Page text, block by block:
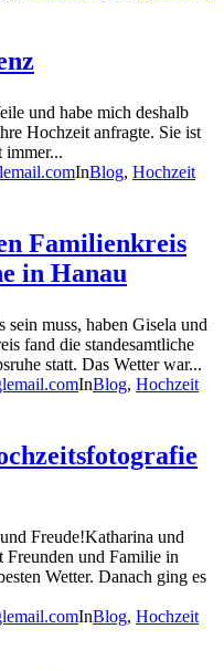
und habe mich deshalb
Hochzeit anfragte. Sie ist
immer...
InBlog, Hochzeit
Familienkreis
in Hanau
muss, haben Gisela und
fand die standesamtliche
statt. Das Wetter war...
InBlog, Hochzeit
Freude!Katharina und
und Familie in
Wetter. Danach ging es
InBlog, Hochzeit